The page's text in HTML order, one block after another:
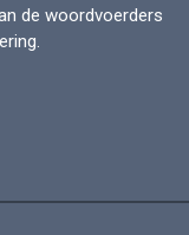
de woordvoerders